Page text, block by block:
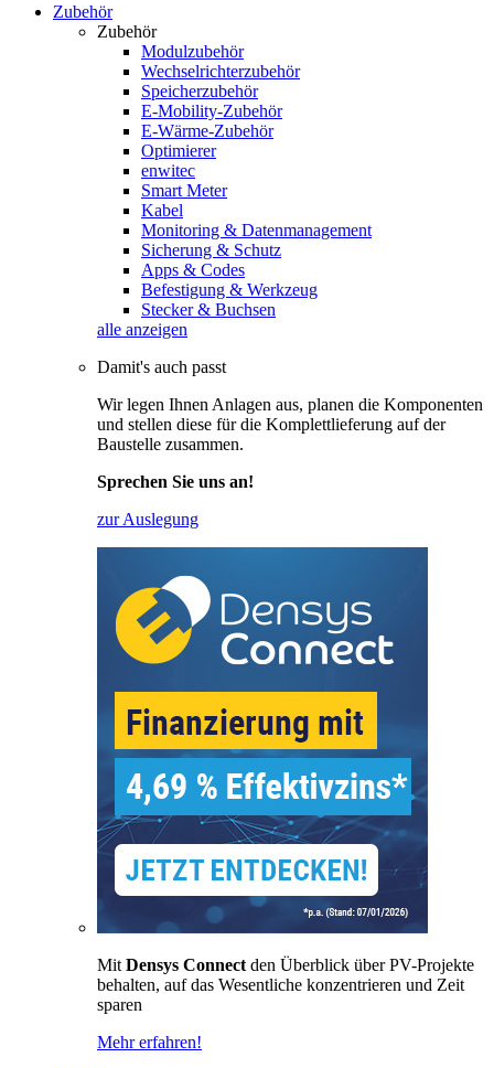
Zubehör
Zubehör
Modulzubehör
Wechselrichterzubehör
Speicherzubehör
E-Mobility-Zubehör
E-Wärme-Zubehör
Optimierer
enwitec
Smart Meter
Kabel
Monitoring & Datenmanagement
Sicherung & Schutz
Apps & Codes
Befestigung & Werkzeug
Stecker & Buchsen
alle anzeigen
Damit's auch passt
Wir legen Ihnen Anlagen aus, planen die Komponenten
und stellen diese für die Komplettlieferung auf der
Baustelle zusammen.
Sprechen Sie uns an!
zur Auslegung
Mit Densys Connect den Überblick über PV-Projekte
behalten, auf das Wesentliche konzentrieren und Zeit
sparen
Mehr erfahren!